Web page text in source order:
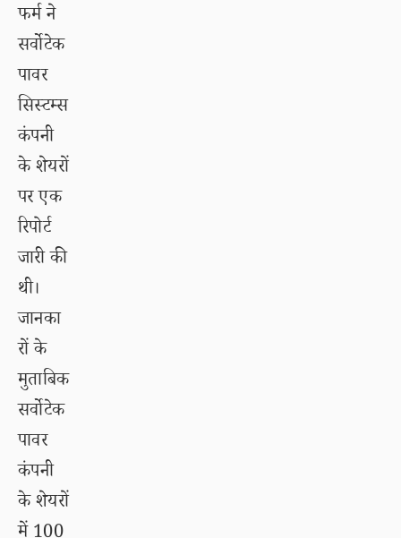
फर्म ने
सर्वोटेक
पावर
सिस्टम्स
कंपनी
के शेयरों
पर एक
रिपोर्ट
जारी की
थी।
जानका
रों के
मुताबिक
सर्वोटेक
पावर
कंपनी
के शेयरों